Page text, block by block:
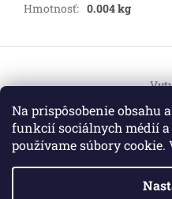
Na prispôsobenie obsahu
funkcií sociálnych médií
používame súbory
Hmotnosť: 0.004 kg
p
Copyright 2026HEMI
Upraviť